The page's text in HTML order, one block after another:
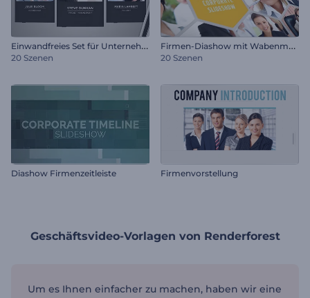
E
inwandfreies Set für Unternehmen
20 Szenen
F
irmen-Diashow mit Wabenmuster
20 Szenen
Diashow Firmenzeitleiste Firmenvorstellung
Geschäftsvideo-Vorlagen von Renderforest
Um es Ihnen einfacher zu machen, haben wir eine